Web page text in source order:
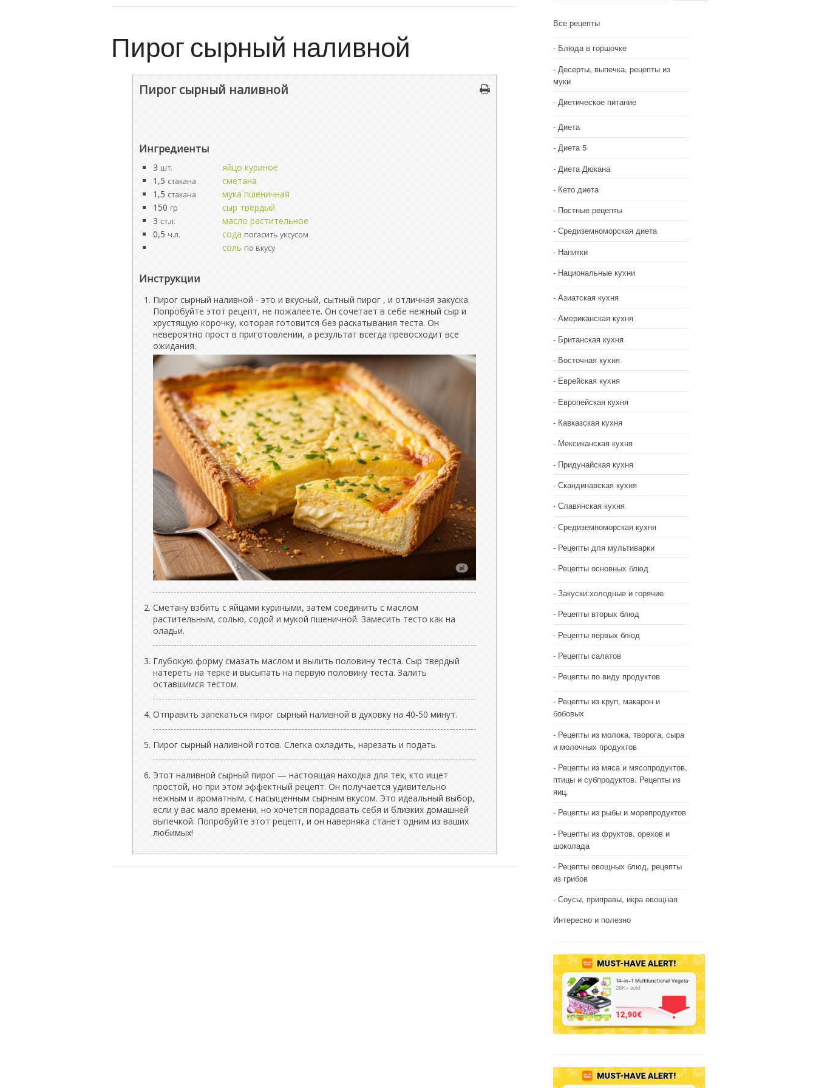
Пирог сырный наливной
Пирог сырный наливной
Ингредиенты
3 шт.
яйцо куриное
1,5 стакана
сметана
1,5 стакана
мука пшеничная
150 гр
сыр твердый
3 ст.л.
масло растительное
0,5 ч.л. сода погасить уксусом
соль по вкусу
Инструкции
Пирог сырный наливной - это и вкусный, сытный пирог , и отличная закуска.
Попробуйте этот рецепт, не пожалеете. Он сочетает в себе нежный сыр и
хрустящую корочку, которая готовится без раскатывания теста. Он
невероятно прост в приготовлении, а результат всегда превосходит все
ожидания.
Сметану взбить с яйцами куриными, затем соединить с маслом
растительным, солью, содой и мукой пшеничной. Замесить тесто как на
оладьи.
Глубокую форму смазать маслом и вылить половину теста. Сыр твердый
натереть на терке и высыпать на первую половину теста. Залить
оставшимся тестом.
Отправить запекаться пирог сырный наливной в духовку на 40-50 минут.
Пирог сырный наливной готов. Слегка охладить, нарезать и подать.
Этот наливной сырный пирог — настоящая находка для тех, кто ищет
простой, но при этом эффектный рецепт. Он получается удивительно
нежным и ароматным, с насыщенным сырным вкусом. Это идеальный выбор,
если у вас мало времени, но хочется порадовать себя и близких домашней
выпечкой. Попробуйте этот рецепт, и он наверняка станет одним из ваших
любимых!
Все рецепты
Блюда в горшочке
Десерты, выпечка, рецепты из
муки
Диетическое питание
Диета
Диета 5
Диета Дюкана
Кето диета
Постные рецепты
Средиземноморская диета
Напитки
Национальные кухни
Азиатская кухня
Американская кухня
Британская кухня
Восточная кухня
Еврейская кухня
Европейская кухня
Кавказская кухня
Мексиканская кухня
Придунайская кухня
Скандинавская кухня
Славянская кухня
Средиземноморская кухня
Рецепты для мультиварки
Рецепты основных блюд
Закуски:холодные и горячие
Рецепты вторых блюд
Рецепты первых блюд
Рецепты салатов
Рецепты по виду продуктов
Рецепты из круп, макарон и
бобовых
Рецепты из молока, творога, сыра
и молочных продуктов
Рецепты из мяса и мясопродуктов,
птицы и субпродуктов. Рецепты из
яиц.
Рецепты из рыбы и морепродуктов
Рецепты из фруктов, орехов и
шоколада
Рецепты овощных блюд, рецепты
из грибов
Соусы, приправы, икра овощная
Интересно и полезно